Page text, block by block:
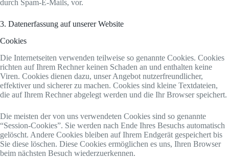
durch Spam-E-Mails, vor.
3. Datenerfassung auf unserer Website
Cookies
Die Internetseiten verwenden teilweise so genannte Cookies. Cookies
richten auf Ihrem Rechner keinen Schaden an und enthalten keine
Viren. Cookies dienen dazu, unser Angebot nutzerfreundlicher,
effektiver und sicherer zu machen. Cookies sind kleine Textdateien,
die auf Ihrem Rechner abgelegt werden und die Ihr Browser speichert.
Die meisten der von uns verwendeten Cookies sind so genannte
“Session-Cookies”. Sie werden nach Ende Ihres Besuchs automatisch
gelöscht. Andere Cookies bleiben auf Ihrem Endgerät gespeichert bis
Sie diese löschen. Diese Cookies ermöglichen es uns, Ihren Browser
beim nächsten Besuch wiederzuerkennen.